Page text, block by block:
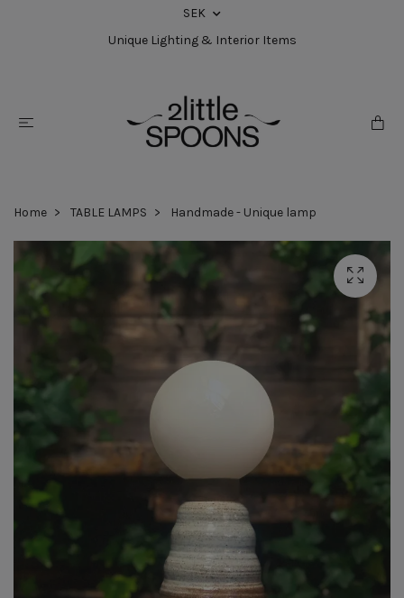
SEK
Unique Lighting & Interior Items
Home TABLE LAMPS Handmade - Unique lamp